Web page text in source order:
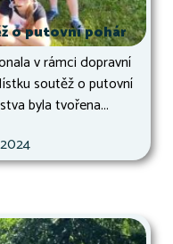
o putovní pohár
v rámci dopravní
soutěž o putovní
byla tvořena...